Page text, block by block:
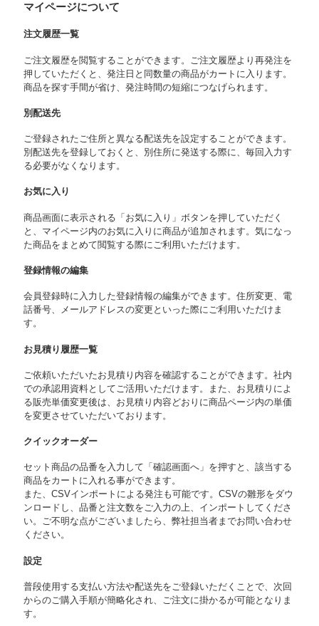
マイページについて
注文履歴一覧
ご注文履歴を閲覧することができます。ご注文履歴より再発注を
押していただくと、発注日と同数量の商品がカートに入ります。
商品を探す手間が省け、発注時間の短縮につなげられます。
別配送先
ご登録されたご住所と異なる配送先を設定することができます。
別配送先を登録しておくと、別住所に発送する際に、毎回入力す
る必要がなくなります。
お気に入り
商品画面に表示される「お気に入り」ボタンを押していただく
と、マイページ内のお気に入りに商品が追加されます。気になっ
た商品をまとめて閲覧する際にご利用いただけます。
登録情報の編集
会員登録時に入力した登録情報の編集ができます。住所変更、電
話番号、メールアドレスの変更といった際にご利用いただけま
す。
お見積り履歴一覧
ご依頼いただいたお見積り内容を確認することができます。社内
での承認用資料としてご活用いただけます。また、お見積りによ
る販売単価変更後は、お見積り内容どおりに商品ページ内の単価
を変更させていただいております。
クイックオーダー
セット商品の品番を入力して「確認画面へ」を押すと、該当する
商品をカートに入れる事ができます。
また、CSVインポートによる発注も可能です。CSVの雛形をダウ
ンロードし、品番と注文数をご入力の上、インポートしてくださ
い。ご不明な点がございましたら、弊社担当者までお問い合わせ
ください。
設定
普段使用する支払い方法や配送先をご登録いただくことで、次回
からのご購入手順が簡略化され、ご注文に掛かるが可能となりま
す。